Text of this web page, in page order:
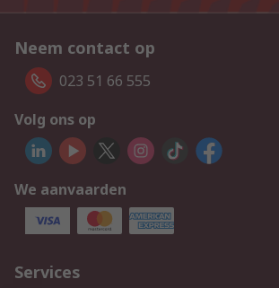
Neem contact op
023 51 66 555
Volg ons op
We aanvaarden
Services